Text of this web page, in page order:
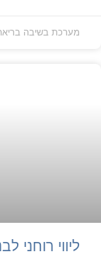
מערכת בשיבה בריאה
ליווי רוחני